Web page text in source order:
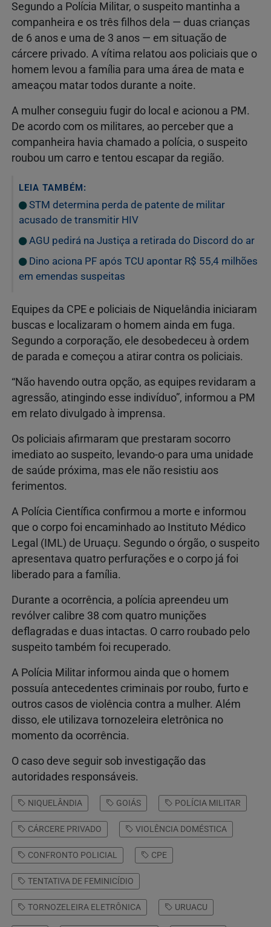
Segundo a Polícia Militar, o suspeito mantinha a
companheira e os três filhos dela — duas crianças
de 6 anos e uma de 3 anos — em situação de
cárcere privado. A vítima relatou aos policiais que o
homem levou a família para uma área de mata e
ameaçou matar todos durante a noite.
A mulher conseguiu fugir do local e acionou a PM.
De acordo com os militares, ao perceber que a
companheira havia chamado a polícia, o suspeito
roubou um carro e tentou escapar da região.
LEIA TAMBÉM:
STM determina perda de patente de militar
acusado de transmitir HIV
AGU pedirá na Justiça a retirada do Discord do ar
Dino aciona PF após TCU apontar R$ 55,4 milhões
em emendas suspeitas
Equipes da CPE e policiais de Niquelândia iniciaram
buscas e localizaram o homem ainda em fuga.
Segundo a corporação, ele desobedeceu à ordem
de parada e começou a atirar contra os policiais.
“Não havendo outra opção, as equipes revidaram a
agressão, atingindo esse indivíduo”, informou a PM
em relato divulgado à imprensa.
Os policiais afirmaram que prestaram socorro
imediato ao suspeito, levando-o para uma unidade
de saúde próxima, mas ele não resistiu aos
ferimentos.
A Polícia Científica confirmou a morte e informou
que o corpo foi encaminhado ao Instituto Médico
Legal (IML) de Uruaçu. Segundo o órgão, o suspeito
apresentava quatro perfurações e o corpo já foi
liberado para a família.
Durante a ocorrência, a polícia apreendeu um
revólver calibre 38 com quatro munições
deflagradas e duas intactas. O carro roubado pelo
suspeito também foi recuperado.
A Polícia Militar informou ainda que o homem
possuía antecedentes criminais por roubo, furto e
outros casos de violência contra a mulher. Além
disso, ele utilizava tornozeleira eletrônica no
momento da ocorrência.
O caso deve seguir sob investigação das
autoridades responsáveis.
NIQUELÂNDIA GOIÁS POLÍCIA MILITAR
CÁRCERE PRIVADO VIOLÊNCIA DOMÉSTICA
CONFRONTO POLICIAL CPE
TENTATIVA DE FEMINICÍDIO
TORNOZELEIRA ELETRÔNICA URUACU